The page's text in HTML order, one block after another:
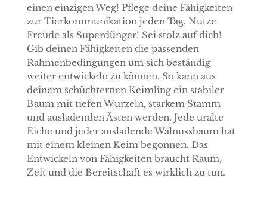
einen einzigen Weg! Pflege deine Fähigkeiten
zur Tierkommunikation jeden Tag. Nutze
Freude als Superdünger! Sei stolz auf dich!
Gib deinen Fähigkeiten die passenden
Rahmenbedingungen um sich beständig
weiter entwickeln zu können. So kann aus
deinem schüchternen Keimling ein stabiler
Baum mit tiefen Wurzeln, starkem Stamm
und ausladenden Ästen werden. Jede uralte
Eiche und jeder ausladende Walnussbaum hat
mit einem kleinen Keim begonnen. Das
Entwickeln von Fähigkeiten braucht Raum,
Zeit und die Bereitschaft es wirklich zu tun.